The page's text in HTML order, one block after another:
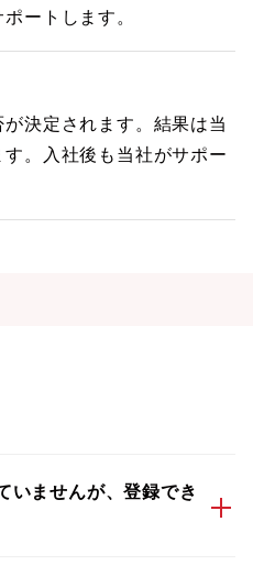
ートします。
決定されます。結果は当
。入社後も当社がサポー
いませんが、登録でき